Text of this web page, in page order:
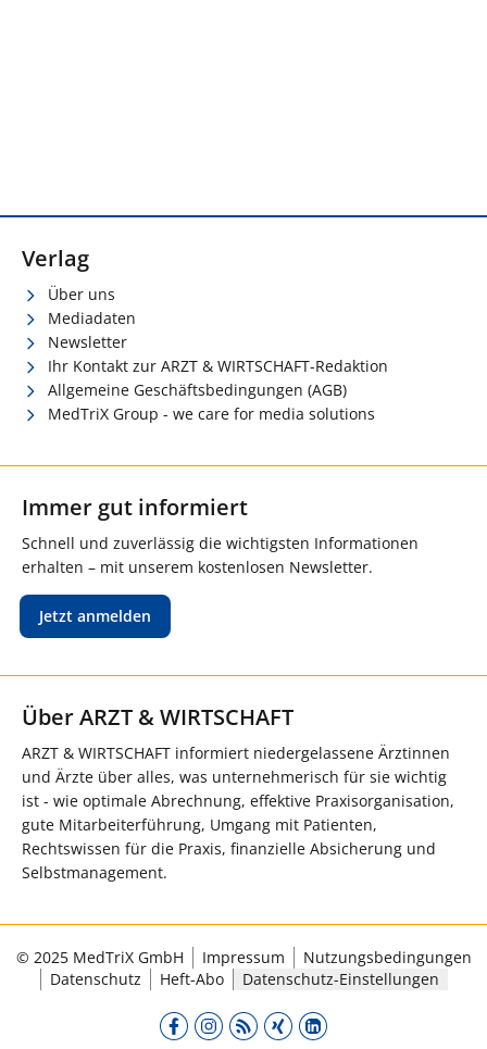
Verlag
Über uns
Mediadaten
Newsletter
Ihr Kontakt zur ARZT & WIRTSCHAFT-Redaktion
Allgemeine Geschäftsbedingungen (AGB)
MedTriX Group - we care for media solutions
Immer gut informiert
Schnell und zuverlässig die wichtigsten Informationen
erhalten – mit unserem kostenlosen Newsletter.
Jetzt anmelden
Über ARZT & WIRTSCHAFT
ARZT & WIRTSCHAFT informiert niedergelassene Ärztinnen
und Ärzte über alles, was unternehmerisch für sie wichtig
ist - wie optimale Abrechnung, effektive Praxisorganisation,
gute Mitarbeiterführung, Umgang mit Patienten,
Rechtswissen für die Praxis, finanzielle Absicherung und
Selbstmanagement.
© 2025 MedTriX GmbH Impressum
Nutzungsbedingungen
Datenschutz
Heft-Abo Datenschutz-Einstellungen